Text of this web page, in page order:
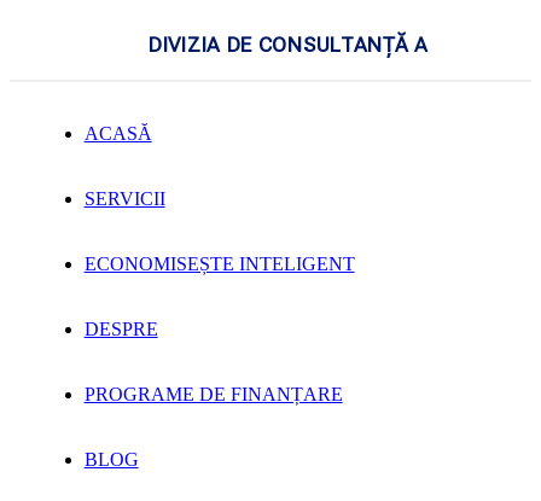
DIVIZIA DE CONSULTANȚĂ A
ACASĂ
SERVICII
ECONOMISEȘTE INTELIGENT
DESPRE
PROGRAME DE FINANȚARE
BLOG